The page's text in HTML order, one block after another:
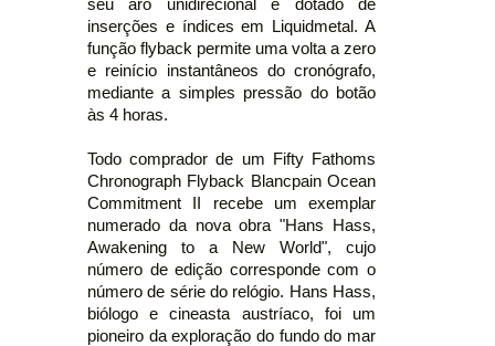
inserções e índices em Liquidmetal. A
função flyback permite uma volta a zero
e reinício instantâneos do cronógrafo,
mediante a simples pressão do botão
às 4 horas.
Todo comprador de um Fifty Fathoms
Chronograph Flyback Blancpain Ocean
Commitment II recebe um exemplar
numerado da nova obra "Hans Hass,
Awakening to a New World", cujo
número de edição corresponde com o
número de série do relógio. Hans Hass,
biólogo e cineasta austríaco, foi um
pioneiro da exploração do fundo do mar